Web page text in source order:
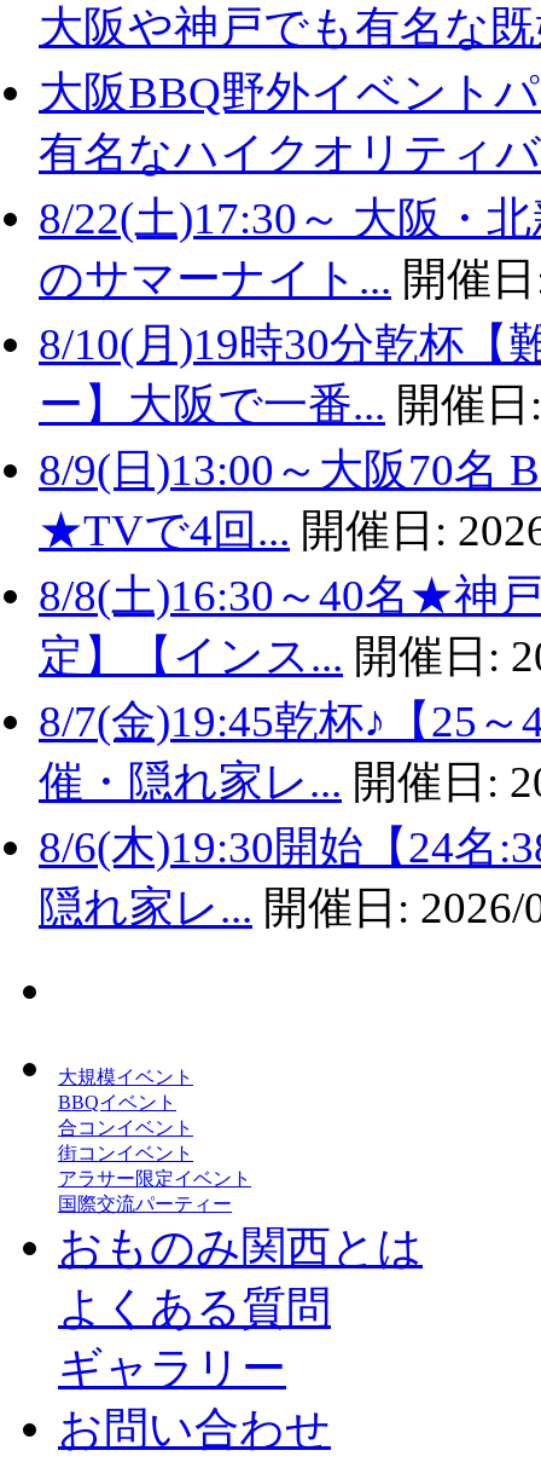
大阪や神戸でも有名な
大阪BBQ野外イベント
有名なハイクオリティ
8/22(土)17:30～ 大阪・
のサマーナイト... 開催
8/10(月)19時30分乾杯【
ー】大阪で一番... 開催
8/9(日)13:00～大阪70名
★TVで4回... 開催日:
8/8(土)16:30～40名★神
定】【インス... 開催日:
8/7(金)19:45乾杯♪【25
催・隠れ家レ... 開催日:
8/6(木)19:30開始【24名
隠れ家レ... 開催日: 2026/
大規模イベント
BBQイベント
合コンイベント
街コンイベント
アラサー限定イベント
国際交流パーティー
おものみ関西とは
よくある質問
ギャラリー
お問い合わせ